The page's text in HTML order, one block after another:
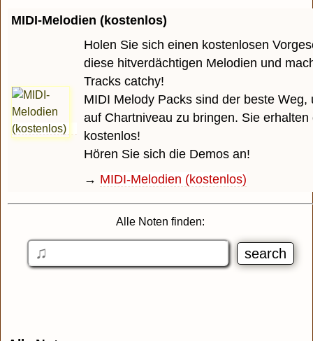
MIDI-Melodien (kostenlos)
Holen Sie sich einen kostenlosen
diese hitverdächtigen Melodien und
Tracks catchy!
MIDI Melody Packs sind der beste Weg,
auf Chartniveau zu bringen. Sie erhalten
kostenlos!
Hören Sie sich die Demos an!
→ MIDI-Melodien (kostenlos)
Alle Noten finden: